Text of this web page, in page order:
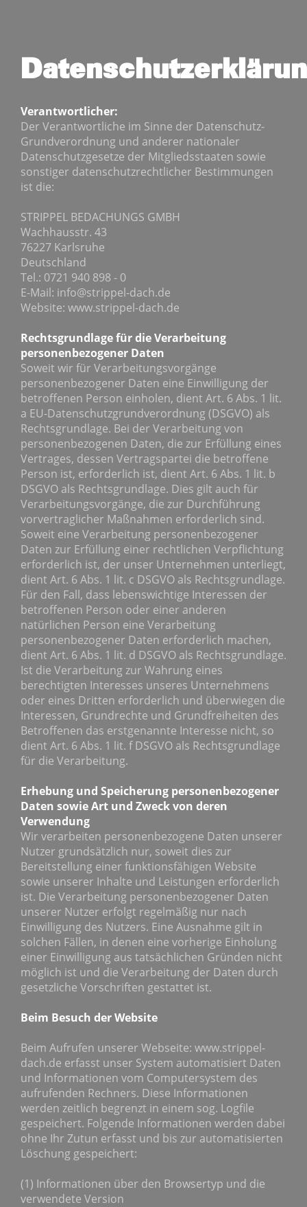
Verantwortlicher:
Der Verantwortliche im Sinne der Datenschutz-
Grundverordnung und anderer nationaler
Datenschutzgesetze der Mitgliedsstaaten sowie
sonstiger datenschutzrechtlicher Bestimmungen
ist die:
STRIPPEL BEDACHUNGS GMBH
Wachhausstr. 43
76227 Karlsruhe
Deutschland
Tel.: 0721 940 898 - 0
E-Mail: info@strippel-dach.de
Website: www.strippel-dach.de
Rechtsgrundlage für die Verarbeitung
personenbezogener Daten
Soweit wir für Verarbeitungsvorgänge
personenbezogener Daten eine Einwilligung der
betroffenen Person einholen, dient Art. 6 Abs. 1 lit.
a EU-Datenschutzgrundverordnung (DSGVO) als
Rechtsgrundlage. Bei der Verarbeitung von
personenbezogenen Daten, die zur Erfüllung eines
Vertrages, dessen Vertragspartei die betroffene
Person ist, erforderlich ist, dient Art. 6 Abs. 1 lit. b
DSGVO als Rechtsgrundlage. Dies gilt auch für
Verarbeitungsvorgänge, die zur Durchführung
vorvertraglicher Maßnahmen erforderlich sind.
Soweit eine Verarbeitung personenbezogener
Daten zur Erfüllung einer rechtlichen Verpflichtung
erforderlich ist, der unser Unternehmen unterliegt,
dient Art. 6 Abs. 1 lit. c DSGVO als Rechtsgrundlage.
Für den Fall, dass lebenswichtige Interessen der
betroffenen Person oder einer anderen
natürlichen Person eine Verarbeitung
personenbezogener Daten erforderlich machen,
dient Art. 6 Abs. 1 lit. d DSGVO als Rechtsgrundlage.
Ist die Verarbeitung zur Wahrung eines
berechtigten Interesses unseres Unternehmens
oder eines Dritten erforderlich und überwiegen die
Interessen, Grundrechte und Grundfreiheiten des
Betroffenen das erstgenannte Interesse nicht, so
dient Art. 6 Abs. 1 lit. f DSGVO als Rechtsgrundlage
für die Verarbeitung.
Erhebung und Speicherung personenbezogener
Daten sowie Art und Zweck von deren
Verwendung
Wir verarbeiten personenbezogene Daten unserer
Nutzer grundsätzlich nur, soweit dies zur
Bereitstellung einer funktionsfähigen Website
sowie unserer Inhalte und Leistungen erforderlich
ist. Die Verarbeitung personenbezogener Daten
unserer Nutzer erfolgt regelmäßig nur nach
Einwilligung des Nutzers. Eine Ausnahme gilt in
solchen Fällen, in denen eine vorherige Einholung
einer Einwilligung aus tatsächlichen Gründen nicht
möglich ist und die Verarbeitung der Daten durch
gesetzliche Vorschriften gestattet ist.
Beim Besuch der Website
Beim Aufrufen unserer Webseite: www.strippel-
dach.de erfasst unser System automatisiert Daten
und Informationen vom Computersystem des
aufrufenden Rechners. Diese Informationen
werden zeitlich begrenzt in einem sog. Logfile
gespeichert. Folgende Informationen werden dabei
ohne Ihr Zutun erfasst und bis zur automatisierten
Löschung gespeichert:
(1) Informationen über den Browsertyp und die
verwendete Version